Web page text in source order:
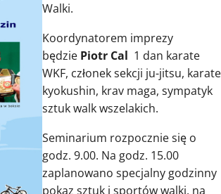
Walki.
Koordynatorem imprezy
będzie Piotr Cal 1 dan karate
WKF, członek sekcji ju-jitsu, karate
kyokushin, krav maga, sympatyk
sztuk walk wszelakich.
Seminarium rozpocznie się o
godz. 9.00. Na godz. 15.00
zaplanowano specjalny godzinny
pokaz sztuk i sportów walki, na